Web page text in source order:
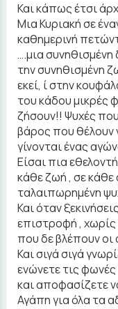
Και κάπως έτσι
Μια Κυριακή σε
καθημερινή
….μια
την συνηθισμένη
εκεί, ί στην
του κάδου μικρές
ζήσουν!! Ψυχές
βάρος που θέλουν
γίνονται ένας
Είσαι πια
κάθε ζωή , σε
ταλαιπωρημένη
Και όταν
επιστροφή , χωρίς
που δε βλέπουν οι
Και σιγά σιγά
ενώνετε τις
και αποφασίζετε
Αγάπη για όλα τα